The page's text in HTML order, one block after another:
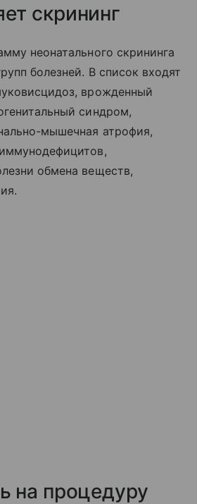
скрининг
неонатального скрининга
болезней. В список входят
врожденный
синдром,
мышечная атрофия,
обмена веществ,
на процедуру